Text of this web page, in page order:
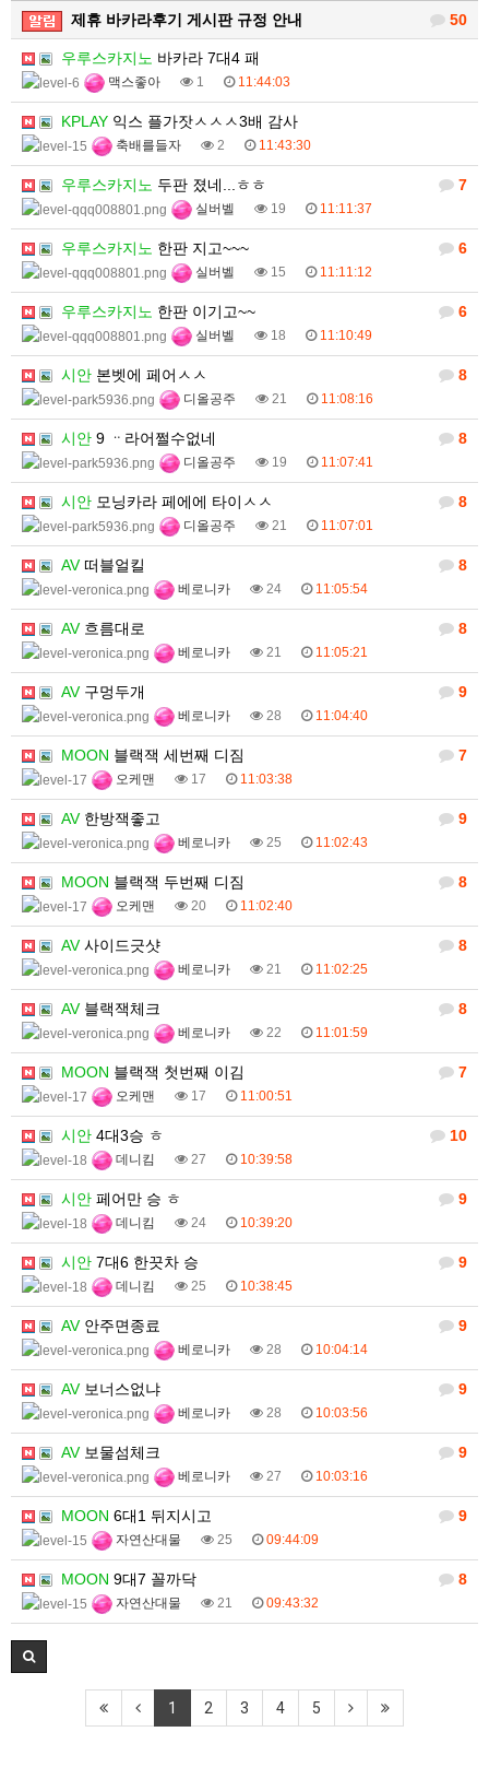
50
제휴 바카라후기 게시판 규정 안내
우루스카지노 바카라 7대4 패
맥스좋아 1 11:44:03
KPLAY 익스 플가잣ㅅㅅㅅ3배 감사
축배를들자 2 11:43:30
7
우루스카지노 두판 졌네...ㅎㅎ
실버벨 19 11:11:37
6
우루스카지노 한판 지고~~~
실버벨 15 11:11:12
6
우루스카지노 한판 이기고~~
실버벨 18 11:10:49
8
시안 본벳에 페어ㅅㅅ
디올공주 21 11:08:16
8
시안 9 ᆢ라어쩔수없네
디올공주 19 11:07:41
8
시안 모닝카라 페에에 타이ㅅㅅ
디올공주 21 11:07:01
8
AV떠블얼킬
베로니카 24 11:05:54
8
AV흐름대로
베로니카 21 11:05:21
9
AV구멍두개
베로니카 28 11:04:40
7
MOON 블랙잭 세번째 디짐
오케맨 17 11:03:38
9
AV한방잭좋고
베로니카 25 11:02:43
8
MOON 블랙잭 두번째 디짐
오케맨 20 11:02:40
8
AV사이드긋샷
베로니카 21 11:02:25
8
AV블랙잭체크
베로니카 22 11:01:59
7
MOON 블랙잭 첫번째 이김
오케맨 17 11:00:51
10
시안 4대3승 ㅎ
데니킴 27 10:39:58
9
시안 페어만 승 ㅎ
데니킴 24 10:39:20
9
시안 7대6 한끗차 승
데니킴 25 10:38:45
9
AV안주면종료
베로니카 28 10:04:14
9
AV보너스없냐
베로니카 28 10:03:56
9
AV보물섬체크
베로니카 27 10:03:16
9
MOON 6대1 뒤지시고
자연산대물 25 09:44:09
8
MOON 9대7 꼴까닥
자연산대물 21 09:43:32
1 2 3 4 5